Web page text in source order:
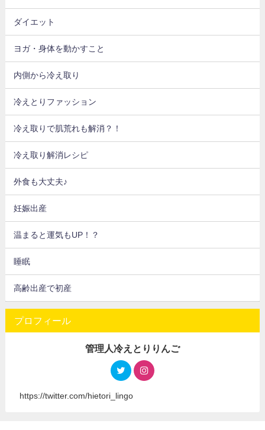
ダイエット
ヨガ・身体を動かすこと
内側から冷え取り
冷えとりファッション
冷え取りで肌荒れも解消？！
冷え取り解消レシピ
外食も大丈夫♪
妊娠出産
温まると運気もUP！？
睡眠
高齢出産で初産
プロフィール
管理人冷えとりりんご
https://twitter.com/hietori_lingo